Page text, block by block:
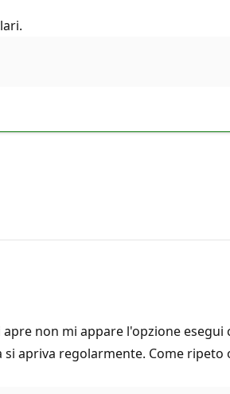
non mi appare l'opzione
apriva regolarmente. Come